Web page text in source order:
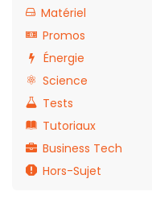
Matériel
Promos
Énergie
Science
Tests
Tutoriaux
Business Tech
Hors-Sujet